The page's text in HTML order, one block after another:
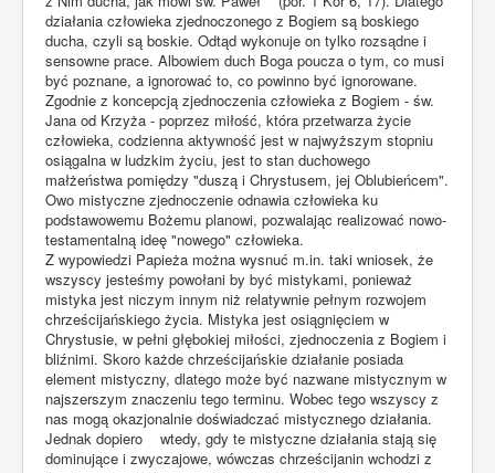
działania człowieka zjednoczonego z Bogiem są boskiego
ducha, czyli są boskie. Odtąd wykonuje on tylko rozsądne i
sensowne prace. Albowiem duch Boga poucza o tym, co musi
być poznane, a ignorować to, co powinno być ignorowane.
Zgodnie z koncepcją zjednoczenia człowieka z Bogiem - św.
Jana od Krzyża - poprzez miłość, która przetwarza życie
człowieka, codzienna aktywność jest w najwyższym stopniu
osiągalna w ludzkim życiu, jest to stan duchowego
małżeństwa pomiędzy "duszą i Chrystusem, jej Oblubieńcem".
Owo mistyczne zjednoczenie odnawia człowieka ku
podstawowemu Bożemu planowi, pozwalając realizować nowo-
testamentalną ideę "nowego" człowieka.
Z wypowiedzi Papieża można wysnuć m.in. taki wniosek, że
wszyscy jesteśmy powołani by być mistykami, ponieważ
mistyka jest niczym innym niż relatywnie pełnym rozwojem
chrześcijańskiego życia. Mistyka jest osiągnięciem w
Chrystusie, w pełni głębokiej miłości, zjednoczenia z Bogiem i
bliźnimi. Skoro każde chrześcijańskie działanie posiada
element mistyczny, dlatego może być nazwane mistycznym w
najszerszym znaczeniu tego terminu. Wobec tego wszyscy z
nas mogą okazjonalnie doświadczać mistycznego działania.
Jednak dopiero wtedy, gdy te mistyczne działania stają się
dominujące i zwyczajowe, wówczas chrześcijanin wchodzi z